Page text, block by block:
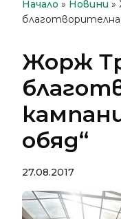
Начало » Новини »
благотворителна
Жорж
обяд“
27.08.2017